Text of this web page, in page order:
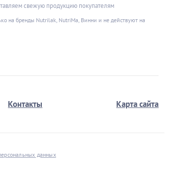
свежую продукцию покупателям
на бренды Nutrilak, NutriMa, Винни и не действуют на
Контакты Карта сайта
данных